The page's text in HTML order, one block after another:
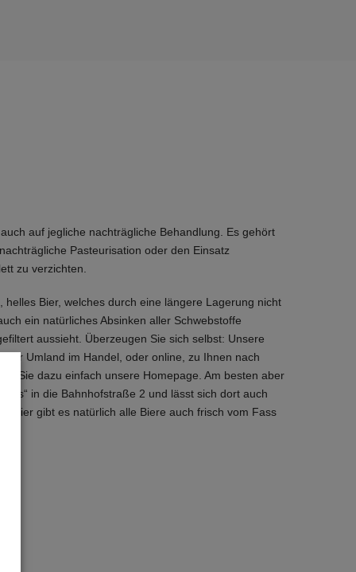
auf jegliche nachträgliche Behandlung. Es gehört
Pasteurisation oder den Einsatz
zu verzichten.
helles Bier, welches durch eine längere Lagerung nicht
ein natürliches Absinken aller Schwebstoffe
aussieht. Überzeugen Sie sich selbst: Unsere
Umland im Handel, oder online, zu Ihnen nach
Sie dazu einfach unsere Homepage. Am besten aber
in die Bahnhofstraße 2 und lässt sich dort auch
Hier gibt es natürlich alle Biere auch frisch vom Fass